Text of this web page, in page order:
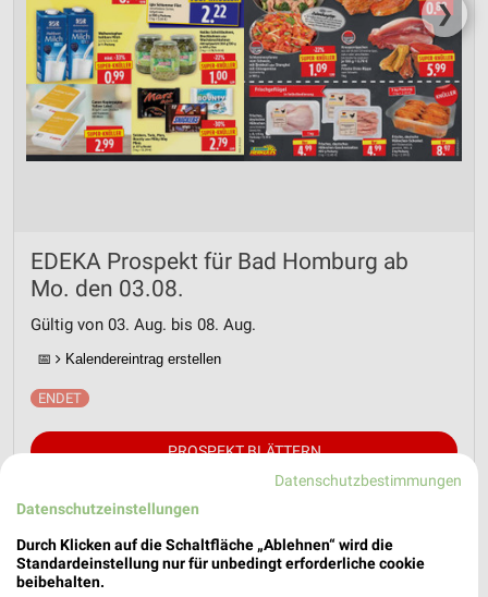
❯
EDEKA Prospekt für Bad Homburg ab
Mo. den 03.08.
Gültig von 03. Aug. bis 08. Aug.
📅 Kalendereintrag erstellen
PROSPEKT BLÄTTERN
AKTIONEN, RABATTE & GUTSCHEINE SCHULE BIER
Datenschutzbestimmungen
Datenschutzeinstellungen
Durch Klicken auf die Schaltfläche „Ablehnen“ wird die
Standardeinstellung nur für unbedingt erforderliche cookie
beibehalten.